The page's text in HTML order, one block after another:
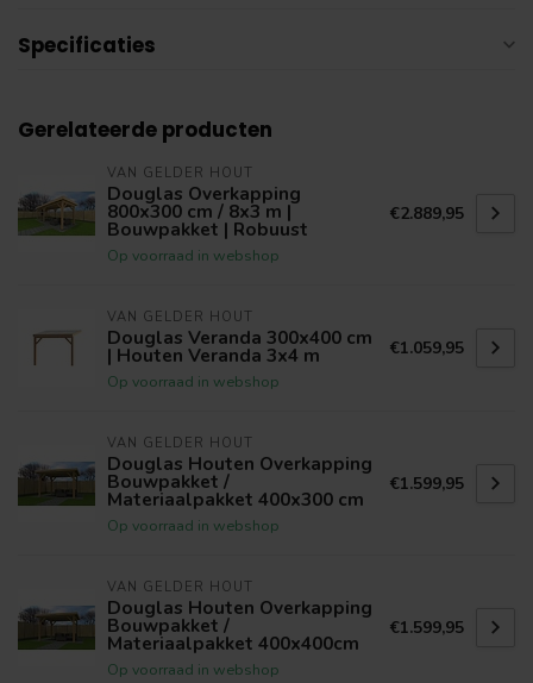
Specificaties
Gerelateerde producten
VAN GELDER HOUT
Douglas Overkapping
800x300 cm / 8x3 m |
Bouwpakket | Robuust
Op voorraad in webshop
€2.889,95
VAN GELDER HOUT
Douglas Veranda 300x400 cm
| Houten Veranda 3x4 m
Op voorraad in webshop
€1.059,95
VAN GELDER HOUT
Douglas Houten Overkapping
Bouwpakket /
Materiaalpakket 400x300 cm
Op voorraad in webshop
€1.599,95
VAN GELDER HOUT
Douglas Houten Overkapping
Bouwpakket /
Materiaalpakket 400x400cm
Op voorraad in webshop
€1.599,95